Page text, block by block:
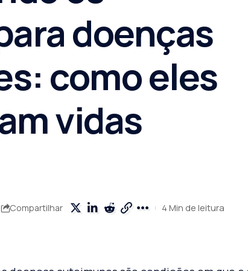
doenças
como eles
vidas
Compartilhar 4 Min de leitura